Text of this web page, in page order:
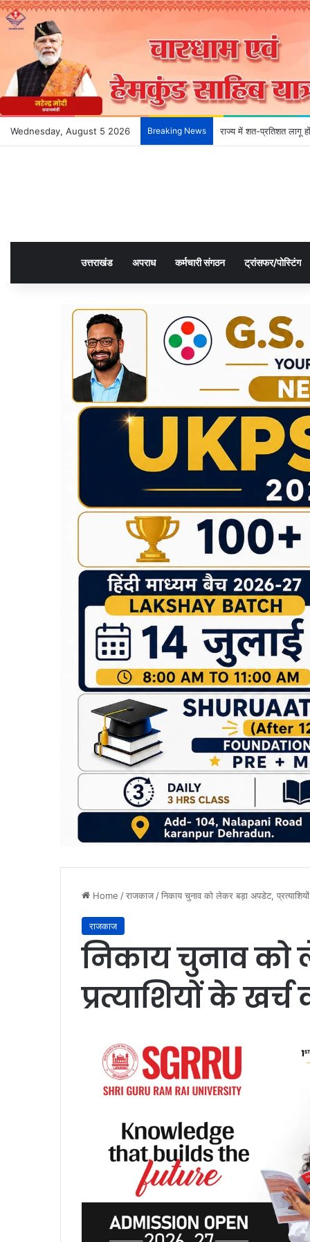
Wednesday, August 5 2026 Breaking News राज्य में शत-प्रतिशत लागू
उत्तराखंड अपराध कर्मचारी संगठन ट्रांसफर/पोस्टिंग
Home /राजकाज/निकाय चुनाव को लेकर बड़ा अपडेट,
राजकाज
निकाय चुनाव को
प्रत्याशियों के